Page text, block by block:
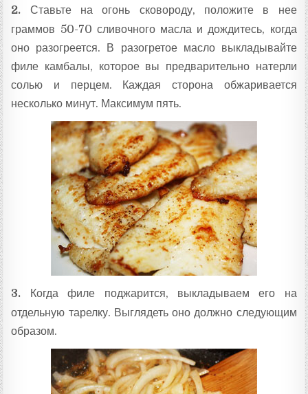
2. Ставьте на огонь сковороду, положите в нее
граммов 50-70 сливочного масла и дождитесь, когда
оно разогреется. В разогретое масло выкладывайте
филе камбалы, которое вы предварительно натерли
солью и перцем. Каждая сторона обжаривается
несколько минут. Максимум пять.
3. Когда филе поджарится, выкладываем его на
отдельную тарелку. Выглядеть оно должно следующим
образом.